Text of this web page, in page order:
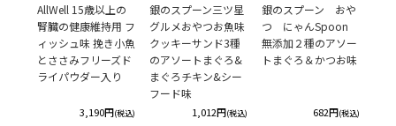
AllWell 15歳以上の
腎臓の健康維持用 フ
ィッシュ味 挽き小魚
とささみフリーズド
ライパウダー入り
3,190円(税込)
銀のスプーン三ツ星
グルメおやつお魚味
クッキーサンド3種
のアソートまぐろ&
まぐろチキン&シー
フード味
1,012円(税込)
銀のスプーン おや
つ にゃんSpoon
無添加２種のアソー
トまぐろ＆かつお味
682円(税込)